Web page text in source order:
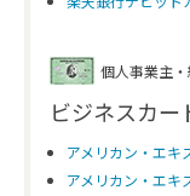
個人事業主・
ビジネスカー
アメリカン・エキ
アメリカン・エキ